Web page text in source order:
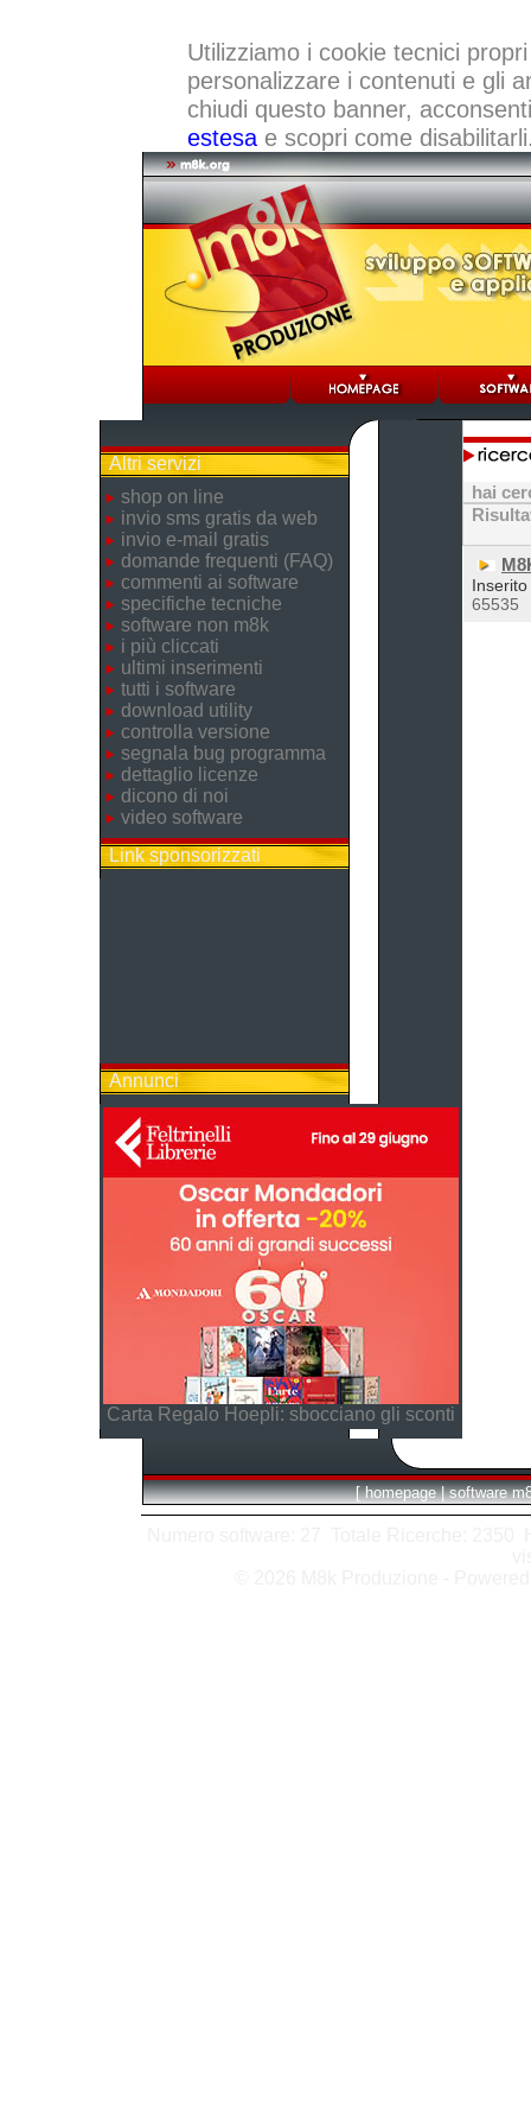
Utilizziamo i cookie tecnici
personalizzare i contenuti e gli
chiudi questo banner,
estesae scopri come
Altri servizi
shop on line
invio sms gratis da web
invio e-mail gratis
domande frequenti (FAQ)
commenti ai software
specifiche tecniche
software non m8k
i più cliccati
ultimi inserimenti
tutti i software
download utility
controlla versione
segnala bug programma
dettaglio licenze
dicono di noi
video software
Link sponsorizzati
Annunci
Carta Regalo Hoepli: sbocciano gli sconti
hai
65535
[ homepage | software